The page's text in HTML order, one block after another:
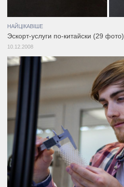
НАЙЦІКАВІШЕ
Эскорт-услуги по-китайски (29 фото)
10.12.2008